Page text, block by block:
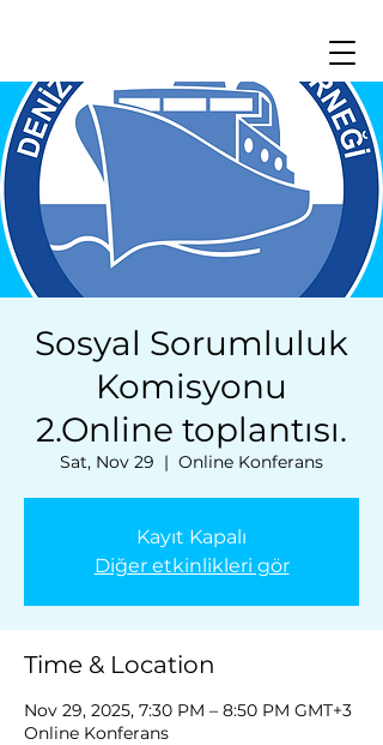
Sosyal Sorumluluk
Komisyonu
2.Online toplantısı.
Sat, Nov 29
  |
Online Konferans
Kayıt Kapalı
Diğer etkinlikleri gör
Time & Location
Nov 29, 2025, 7:30 PM – 8:50 PM GMT+3
Online Konferans